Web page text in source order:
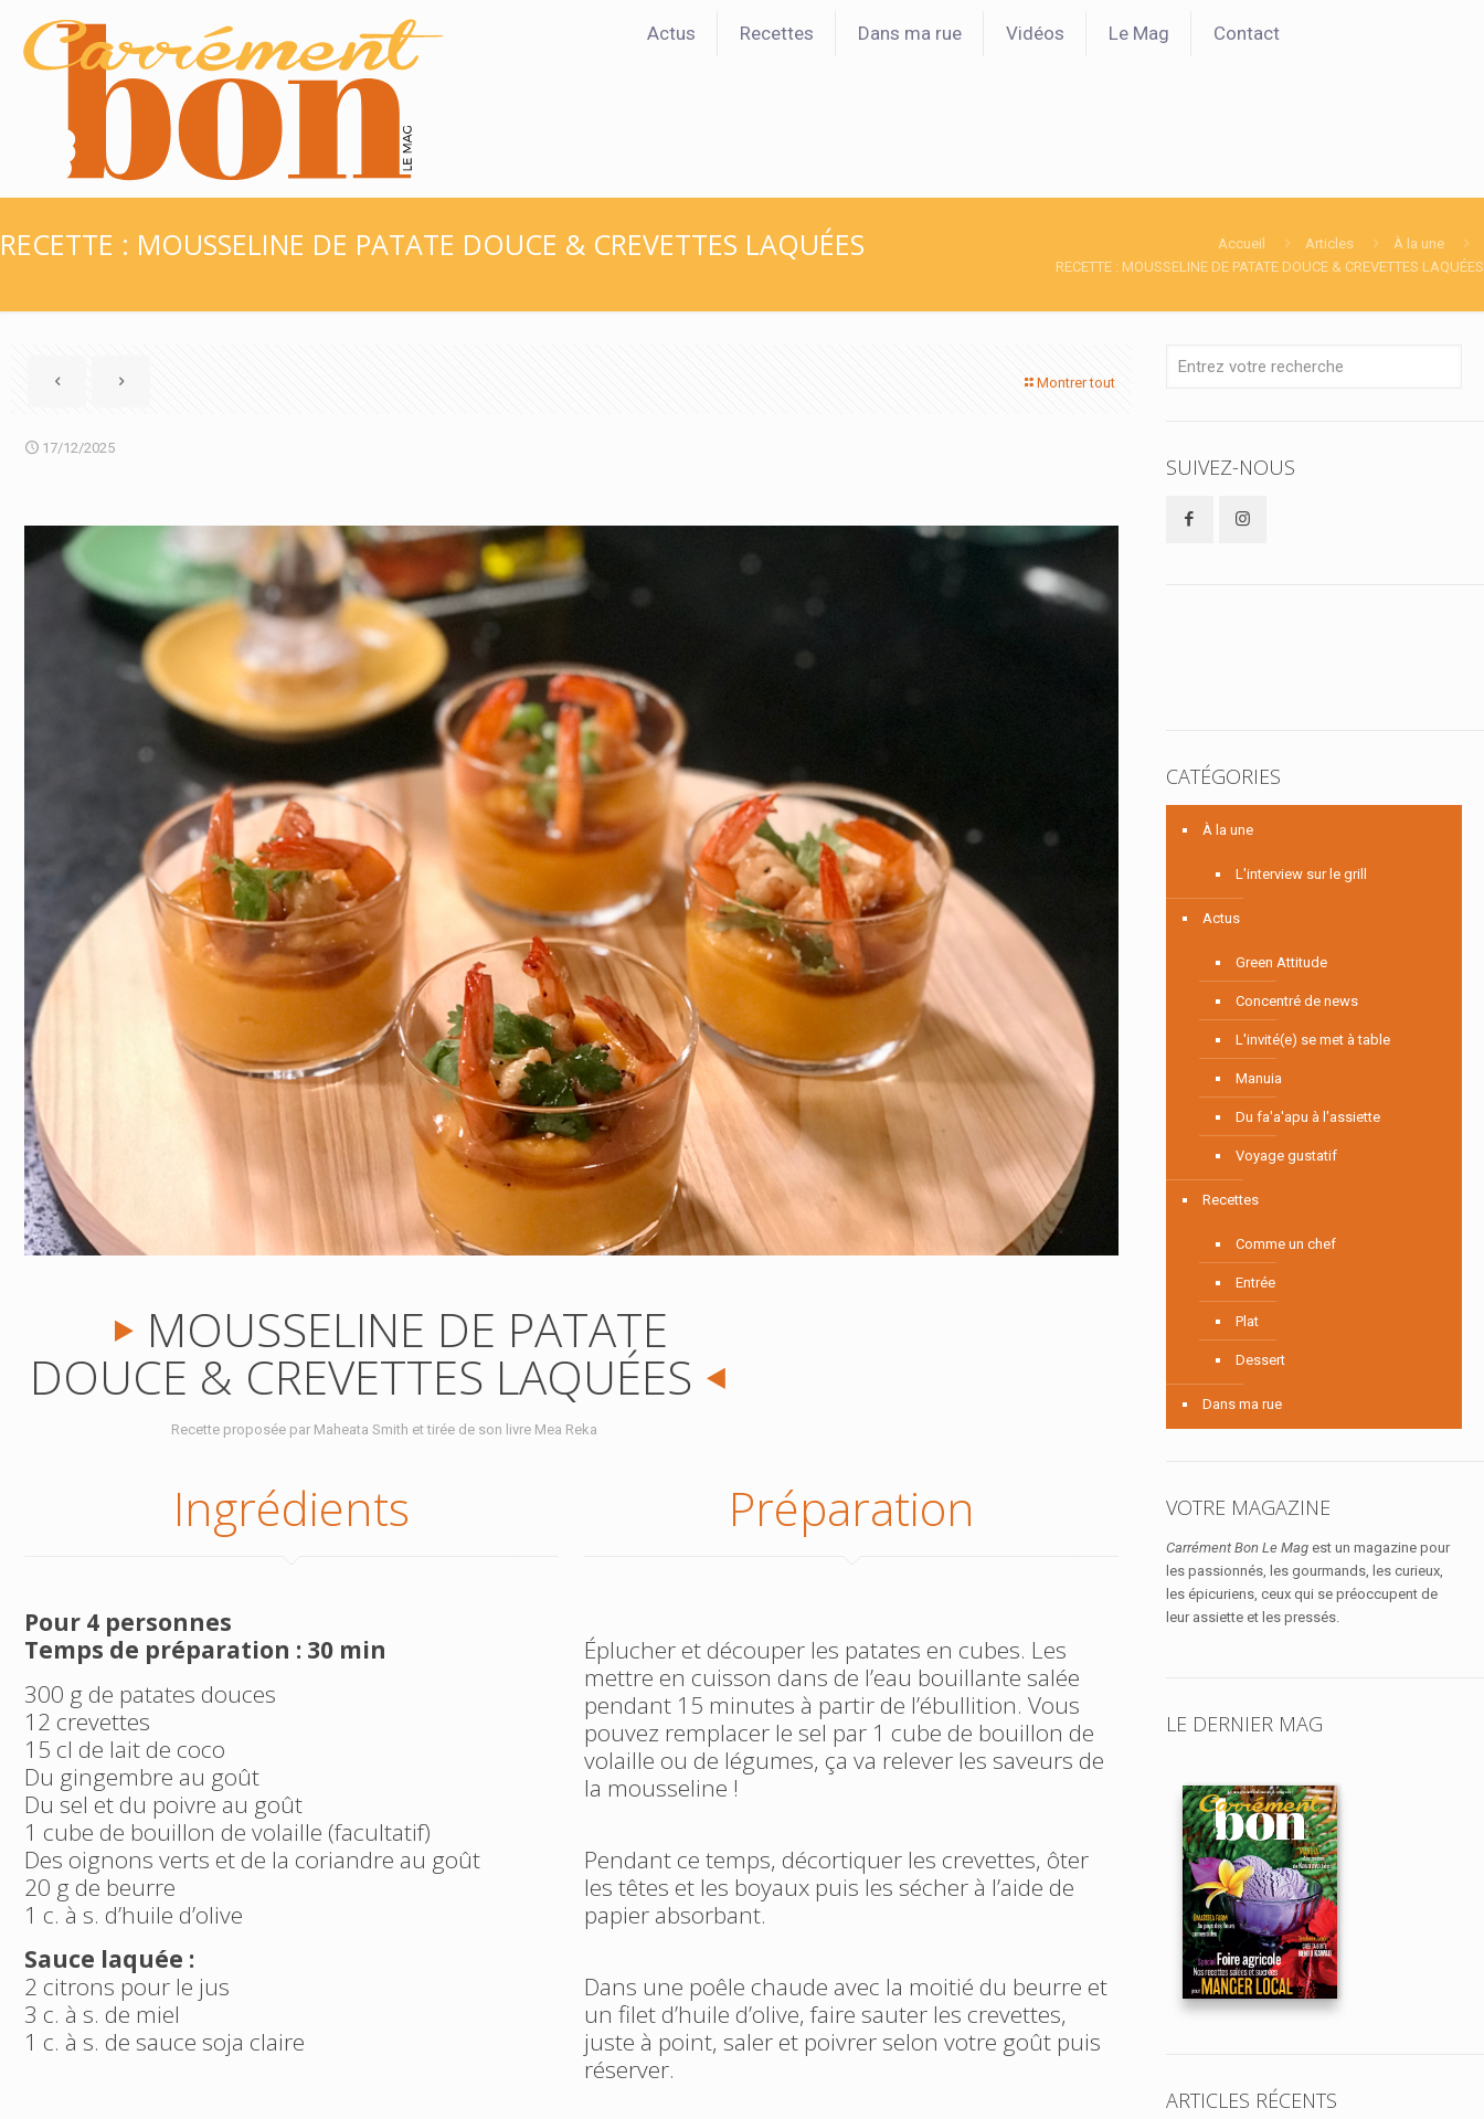
Actus Recettes Dans ma rue Vidéos Le Mag Contact
RECETTE : MOUSSELINE DE PATATE DOUCE & CREVETTES LAQUÉES Accueil Articles
À la une
RECETTE : MOUSSELINE DE PATATE DOUCE & CREVETTES LAQUÉES
Montrer tout
17/12/2025
MOUSSELINE DE PATATE
DOUCE & CREVETTES LAQUÉES
Recette proposée par Maheata Smith et tirée de son livre Mea Reka
Ingrédients
Pour 4 personnes
Temps de préparation : 30 min
300 g de patates douces
12 crevettes
15 cl de lait de coco
Du gingembre au goût
Du sel et du poivre au goût
1 cube de bouillon de volaille (facultatif)
Des oignons verts et de la coriandre au goût
20 g de beurre
1 c. à s. d’huile d’olive
Sauce laquée :
2 citrons pour le jus
3 c. à s. de miel
1 c. à s. de sauce soja claire
Préparation
Éplucher et découper les patates en cubes. Les
mettre en cuisson dans de l’eau bouillante salée
pendant 15 minutes à partir de l’ébullition. Vous
pouvez remplacer le sel par 1 cube de bouillon de
volaille ou de légumes, ça va relever les saveurs de
la mousseline !
Pendant ce temps, décortiquer les crevettes, ôter
les têtes et les boyaux puis les sécher à l’aide de
papier absorbant.
Dans une poêle chaude avec la moitié du beurre et
un filet d’huile d’olive, faire sauter les crevettes,
juste à point, saler et poivrer selon votre goût puis
réserver.
SUIVEZ-NOUS
CATÉGORIES
À la une
L'interview sur le grill
Actus
Green Attitude
Concentré de news
L'invité(e) se met à table
Manuia
Du fa'a'apu à l'assiette
Voyage gustatif
Recettes
Comme un chef
Entrée
Plat
Dessert
Dans ma rue
VOTRE MAGAZINE
Carrément Bon Le Magest un magazine pour
les passionnés, les gourmands, les curieux,
les épicuriens, ceux qui se préoccupent de
leur assiette et les pressés.
LE DERNIER MAG
ARTICLES RÉCENTS